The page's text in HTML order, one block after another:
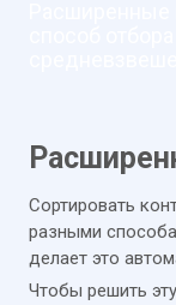
Сортировать
разными
делает это
Чтобы решить